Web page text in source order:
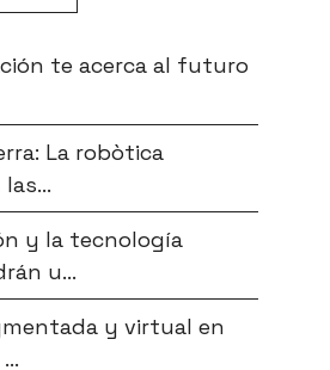
te acerca al futuro
La robòtica
y la tecnología
u...
y virtual en